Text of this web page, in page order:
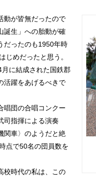
動が皆無だったので
誕生」への胎動が確
だったのも1950年時
じめだったと思う。
に結成された国鉄郡
活躍をあげるべきで
唱団の合唱コンクー
司指揮による演奏
関車〉のようだと絶
点で50名の団員数を
校時代の私は、この